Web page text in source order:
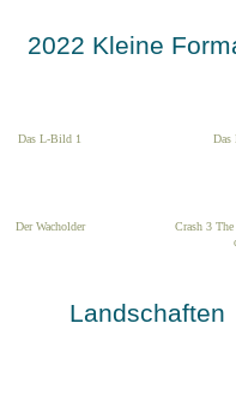
2022 Kleine
Das L-Bild 1 Das
Der Wacholder
Crash 3
Landschaften